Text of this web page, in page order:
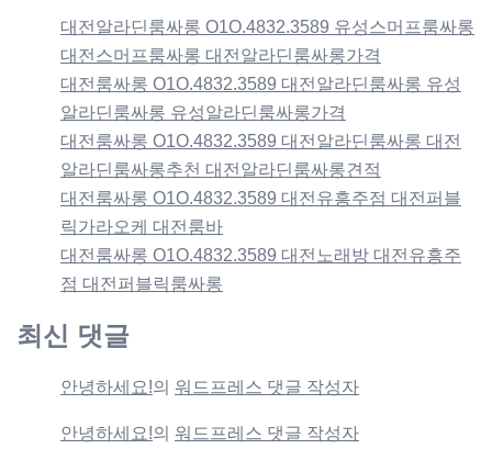
대전알라딘룸싸롱 O1O.4832.3589 유성스머프룸싸롱
대전스머프룸싸롱 대전알라딘룸싸롱가격
대전룸싸롱 O1O.4832.3589 대전알라딘룸싸롱 유성
알라딘룸싸롱 유성알라딘룸싸롱가격
대전룸싸롱 O1O.4832.3589 대전알라딘룸싸롱 대전
알라딘룸싸롱추천 대전알라딘룸싸롱견적
대전룸싸롱 O1O.4832.3589 대전유흥주점 대전퍼블
릭가라오케 대전룸바
대전룸싸롱 O1O.4832.3589 대전노래방 대전유흥주
점 대전퍼블릭룸싸롱
최신 댓글
안녕하세요!의 워드프레스 댓글 작성자
안녕하세요!의 워드프레스 댓글 작성자